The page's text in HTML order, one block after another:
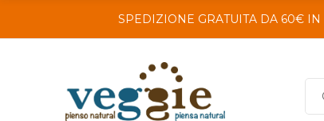
SPEDIZIONE GRATUITA DA 60€